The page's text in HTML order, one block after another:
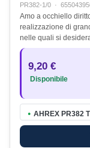
PR382-1/0 ·
Amo a occhiello
realizzazione di
nelle quali si
9,20 €
Disponibile
● AHREX PR382